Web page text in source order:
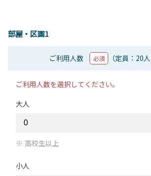
部屋・区画1
ご利用人数 必須 （定員：20人
ご利用人数を選択してください。
大人
高校生以上
小人